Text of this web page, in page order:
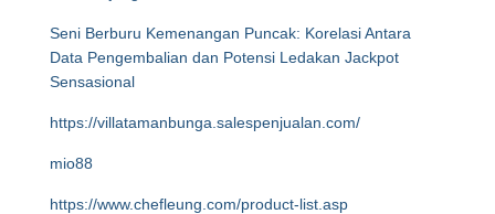
Seni Berburu Kemenangan Puncak: Korelasi Antara
Data Pengembalian dan Potensi Ledakan Jackpot
Sensasional
https://villatamanbunga.salespenjualan.com/
mio88
https://www.chefleung.com/product-list.asp